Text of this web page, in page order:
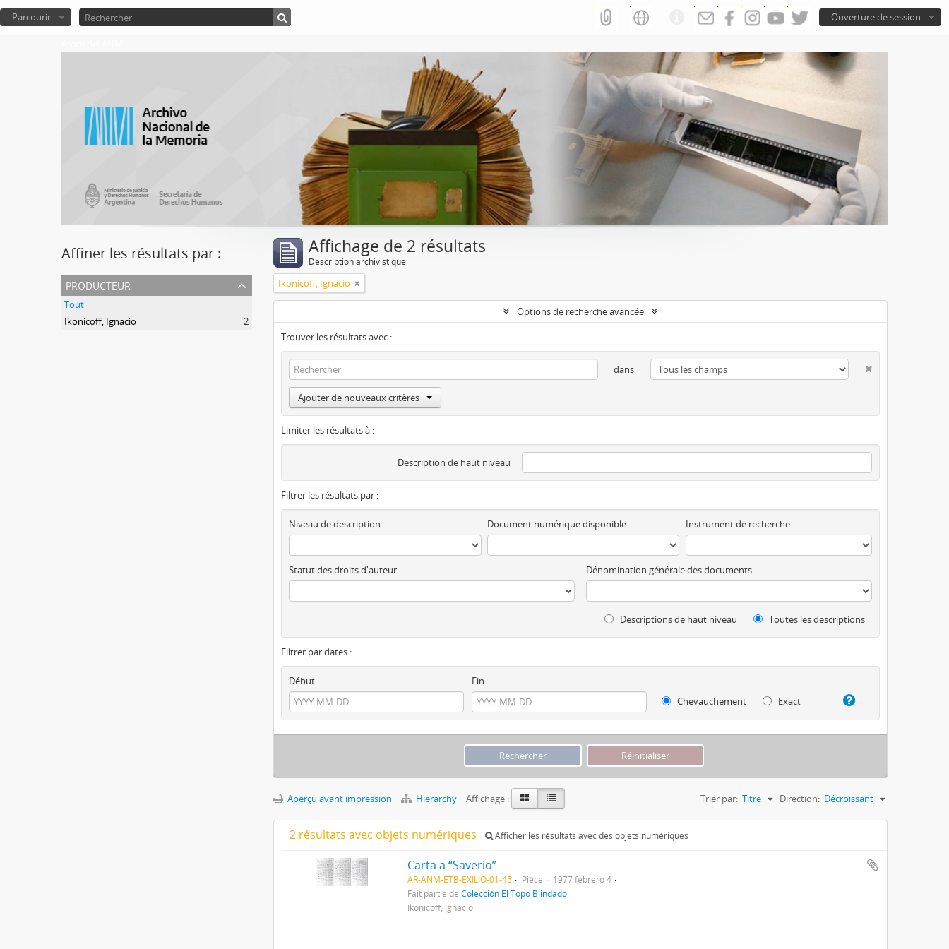
Ouverture de session
Parcourir
Affiner les résultats par :
producteur
Tout
Ikonicoff, Ignacio
2
Affichage de 2 résultats
Description archivistique
Ikonicoff, Ignacio
Options de recherche avancée
Trouver les résultats avec :
dans
Ajouter de nouveaux critères
Limiter les résultats à :
Description de haut niveau
Filtrer les résultats par :
Niveau de description Document numérique disponible Instrument de recherche
Statut des droits d'auteur Dénomination générale des documents
Descriptions de haut niveau Toutes les descriptions
Filtrer par dates :
Début
Fin
Chevauchement
Exact
Aperçu avant impression Hierarchy Affichage : Trier par: Titre Direction: Décroissant
2 résultats avec objets numériques Afficher les résultats avec des objets numériques
Carta a “Saverio”
AR-ANM-ETB-EXILIO-01-45 Pièce
1977 febrero 4
Fait partie deColección El Topo Blindado
Ikonicoff, Ignacio